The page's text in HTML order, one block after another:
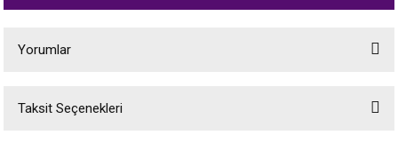
Yorumlar
Taksit Seçenekleri